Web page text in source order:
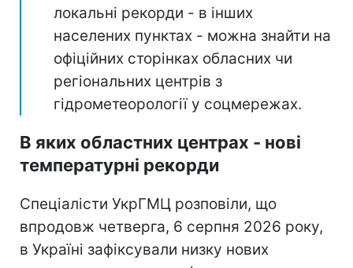
локальні рекорди - в інших
населених пунктах - можна знайти на
офіційних сторінках обласних чи
регіональних центрів з
гідрометеорології у соцмережах.
В яких областних центрах - нові
температурні рекорди
Спеціалісти УкрГМЦ розповіли, що
впродовж четверга, 6 серпня 2026 року,
в Україні зафіксували низку нових